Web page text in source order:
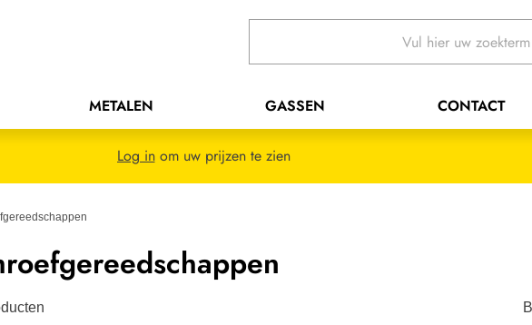
METALEN GASSEN CONTACT
Log inom uw prijzen te zien